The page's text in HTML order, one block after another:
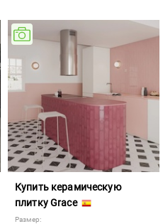
Купить керамическую
плитку Grace
Размер: